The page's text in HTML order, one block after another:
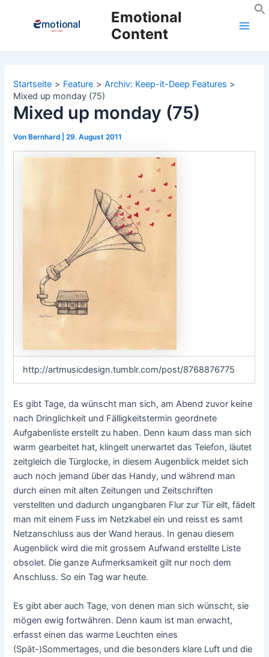
Emotional
Content
Startseite Feature
Archiv: Keep-it-Deep Features
Mixed up monday (75)
Mixed up monday (75)
Von Bernhard |29. August 2011
http://artmusicdesign.tumblr.com/post/8768876775
Es gibt Tage, da wünscht man sich, am Abend zuvor keine
nach Dringlichkeit und Fälligkeitstermin geordnete
Aufgabenliste erstellt zu haben. Denn kaum dass man sich
warm gearbeitet hat, klingelt unerwartet das Telefon, läutet
zeitgleich die Türglocke, in diesem Augenblick meldet sich
auch noch jemand über das Handy, und während man
durch einen mit alten Zeitungen und Zeitschriften
verstellten und dadurch ungangbaren Flur zur Tür eilt, fädelt
man mit einem Fuss im Netzkabel ein und reisst es samt
Netzanschluss aus der Wand heraus. In genau diesem
Augenblick wird die mit grossem Aufwand erstellte Liste
obsolet. Die ganze Aufmerksamkeit gilt nur noch dem
Anschluss. So ein Tag war heute.
Es gibt aber auch Tage, von denen man sich wünscht, sie
mögen ewig fortwähren. Denn kaum ist man erwacht,
erfasst einen das warme Leuchten eines
(Spät-)Sommertages, und die besonders klare Luft und die